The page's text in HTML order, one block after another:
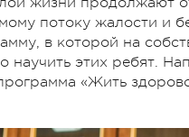
потоку жалости и
в которой на
этих ребят.
«Жить